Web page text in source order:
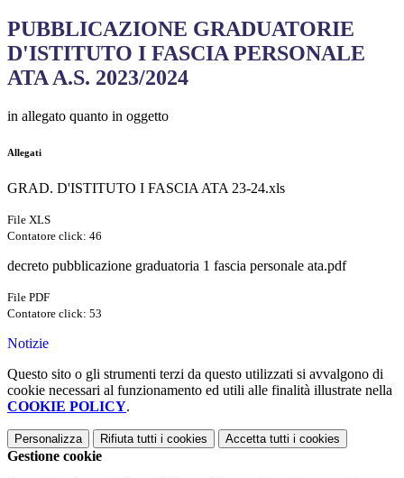
PUBBLICAZIONE GRADUATORIE
D'ISTITUTO I FASCIA PERSONALE
ATA A.S. 2023/2024
in allegato quanto in oggetto
Allegati
GRAD. D'ISTITUTO I FASCIA ATA 23-24.xls
File XLS
Contatore click: 46
decreto pubblicazione graduatoria 1 fascia personale ata.pdf
File PDF
Contatore click: 53
Notizie
Questo sito o gli strumenti terzi da questo utilizzati si avvalgono di
cookie necessari al funzionamento ed utili alle finalità illustrate nella
COOKIE POLICY.
Personalizza Rifiuta tutti i cookies Accetta tutti i cookies
Gestione cookie